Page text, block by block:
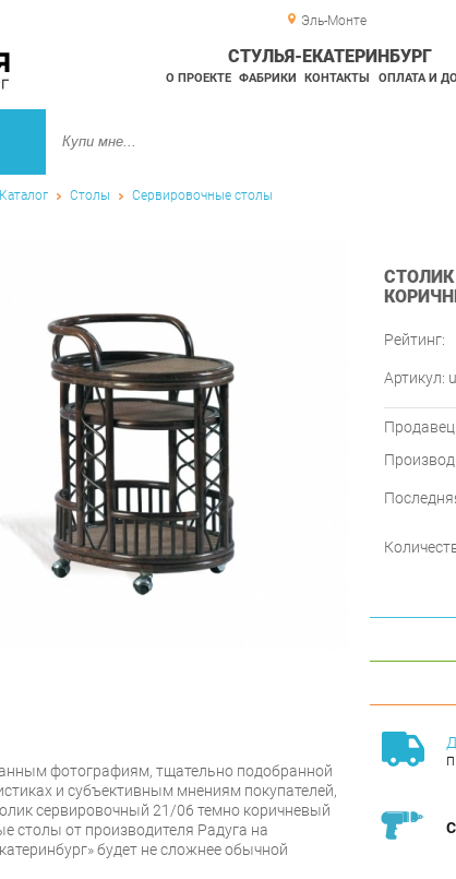
Эль-Монте
СТУЛЬЯ-ЕКАТЕРИНБУРГ
О ПРОЕКТЕ ФАБРИКИ КОНТАКТЫ ОПЛАТА И
Каталог Столы Сервировочные столы
Рейтинг:
Артикул:
Продавец:
фотографиям, тщательно подобранной
и субъективным мнениям покупателей,
сервировочный 21/06 темно коричневый
столы от производителя Радуга на
будет не сложнее обычной